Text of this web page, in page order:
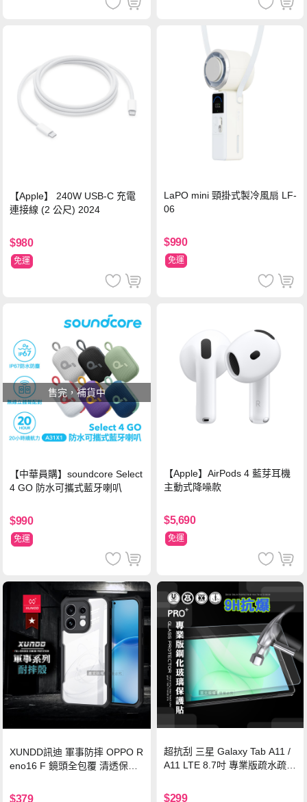
【Apple】 240W USB-C 充電
連接線 (2 公尺) 2024
$980
免運
LaPO mini 頸掛式製冷風扇 LF-
06
$990
免運
售完，補貨中
【中華員購】soundcore Select
4 GO 防水可攜式藍牙喇叭
$990
免運
【Apple】AirPods 4 藍芽耳機
主動式降噪款
$5,690
免運
XUNDD訊迪 軍事防摔 OPPO R
eno16 F 鏡頭全包覆 清透保護
$379
超抗刮 三星 Galaxy Tab A11 /
A11 LTE 8.7吋 專業版疏水疏油
$299